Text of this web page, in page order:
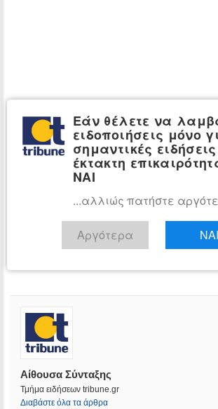
Αίθουσα Σύνταξης
Τμήμα ειδήσεων tribune.gr
Διαβάστε όλα τα άρθρα
Εάν θέλετε να
ειδοποιήσεις μόνο
σημαντικές
έκτακτη
ΝΑΙ
...αλλιώς πατήστε
Αργότερα ΝΑΙ